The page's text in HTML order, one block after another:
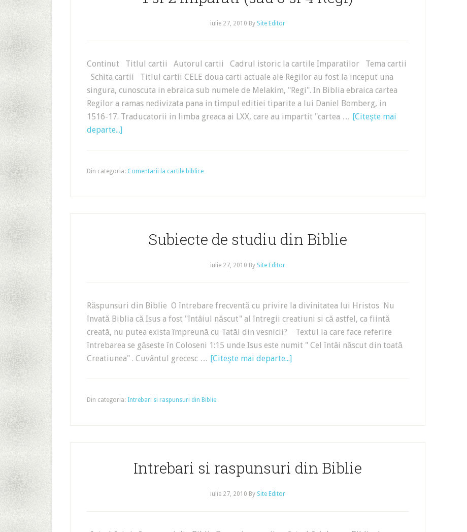
iulie 27, 2010 By Site Editor
Continut Titlul cartii Autorul cartii Cadrul istoric la cartile Imparatilor Tema cartii
Schita cartii Titlul cartii CELE doua carti actuale ale Regilor au fost la inceput una
singura, cunoscuta in ebraica sub numele de Melakim, "Regi". In Biblia ebraica cartea
Regilor a ramas nedivizata pana in timpul editiei tiparite a lui Daniel Bomberg, in
1516-17. Traducatorii in limba greaca ai LXX, care au impartit "cartea … [Citeşte mai
departe...]
Din categoria: Comentarii la cartile biblice
Subiecte de studiu din Biblie
iulie 27, 2010 By Site Editor
Răspunsuri din Biblie O întrebare frecventă cu privire la divinitatea lui Hristos Nu
învată Biblia că Isus a fost "întâiul născut" al întregii creatiuni si că astfel, ca fiintă
creată, nu putea exista împreună cu Tatăl din vesnicii? Textul la care face referire
întrebarea se găseste în Coloseni 1:15 unde Isus este numit " Cel întâi născut din toată
Creatiunea" . Cuvântul grecesc … [Citeşte mai departe...]
Din categoria: Intrebari si raspunsuri din Biblie
Intrebari si raspunsuri din Biblie
iulie 27, 2010 By Site Editor